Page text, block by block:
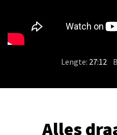
Lengte: 27:12/
Alles